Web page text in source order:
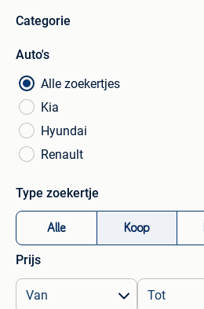
Categorie
Auto's
Alle zoekertjes
Kia
Hyundai
Renault
Type zoekertje
Alle Koop
Prijs